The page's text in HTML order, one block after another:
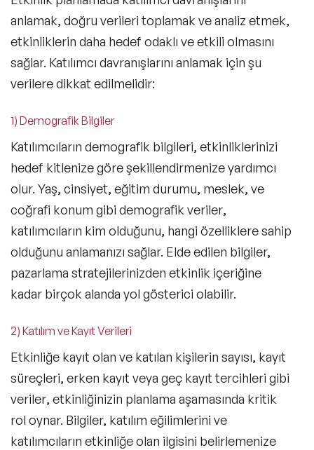
anlamak, doğru verileri toplamak ve analiz etmek,
etkinliklerin daha hedef odaklı ve etkili olmasını
sağlar. Katılımcı davranışlarını anlamak için şu
verilere dikkat edilmelidir:
1) Demografik Bilgiler
Katılımcıların demografik bilgileri, etkinliklerinizi
hedef kitlenize göre şekillendirmenize yardımcı
olur. Yaş, cinsiyet, eğitim durumu, meslek, ve
coğrafi konum gibi demografik veriler,
katılımcıların kim olduğunu, hangi özelliklere sahip
olduğunu anlamanızı sağlar. Elde edilen bilgiler,
pazarlama stratejilerinizden etkinlik içeriğine
kadar birçok alanda yol gösterici olabilir.
2) Katılım ve Kayıt Verileri
Etkinliğe kayıt olan ve katılan kişilerin sayısı, kayıt
süreçleri, erken kayıt veya geç kayıt tercihleri gibi
veriler, etkinliğinizin planlama aşamasında kritik
rol oynar. Bilgiler, katılım eğilimlerini ve
katılımcıların etkinliğe olan ilgisini belirlemenize